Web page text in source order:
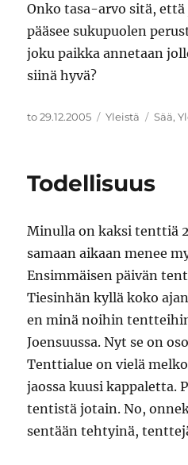
Onko tasa-arvo sitä,
pääsee sukupuolen
joku paikka annetaan
siinä hyvä?
Julkaistu
to 29.12.2005 Kategoriat
Yleistä Sää,
Todellisuus
Minulla on kaksi tenttiä
samaan aikaan menee
Ensimmäisen päivän
Tiesinhän kyllä koko
en minä noihin
Joensuussa. Nyt se on
Tenttialue on vielä
jaossa kuusi kappaletta.
tentistä jotain. No,
sentään tehtyinä,